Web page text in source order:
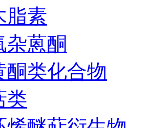
脂素
杂蒽酮
酮类化合物
类